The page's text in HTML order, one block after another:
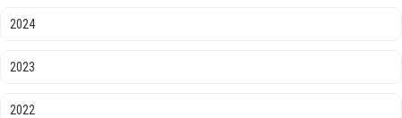
2024
2023
2022